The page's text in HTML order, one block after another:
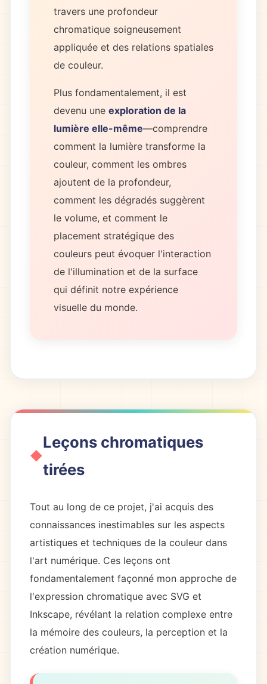
travers une profondeur
chromatique soigneusement
appliquée et des relations spatiales
de couleur.
Plus fondamentalement, il est
devenu une exploration de la
lumière elle-même—comprendre
comment la lumière transforme la
couleur, comment les ombres
ajoutent de la profondeur,
comment les dégradés suggèrent
le volume, et comment le
placement stratégique des
couleurs peut évoquer l'interaction
de l'illumination et de la surface
qui définit notre expérience
visuelle du monde.
Leçons chromatiques
tirées
Tout au long de ce projet, j'ai acquis des
connaissances inestimables sur les aspects
artistiques et techniques de la couleur dans
l'art numérique. Ces leçons ont
fondamentalement façonné mon approche de
l'expression chromatique avec SVG et
Inkscape, révélant la relation complexe entre
la mémoire des couleurs, la perception et la
création numérique.